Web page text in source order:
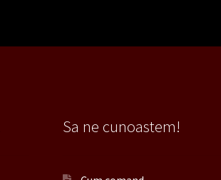
Sa ne cunoastem!